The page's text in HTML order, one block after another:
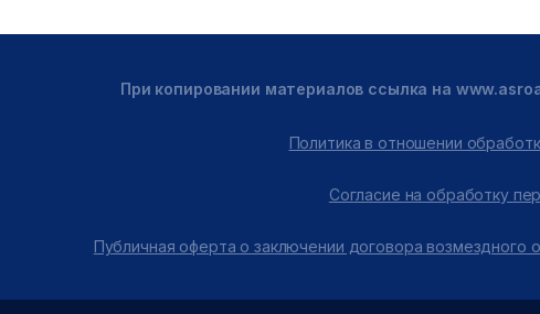
При копировании материалов ссылка на
Политика в отношении
Согласие на обработку
Публичная оферта о заключении договора возмездного